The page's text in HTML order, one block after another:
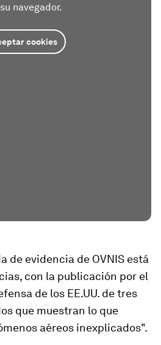
navegador.
cookies
de evidencia de OVNIS está
con la publicación por el
de los EE.UU. de tres
que muestran lo que
aéreos inexplicados".